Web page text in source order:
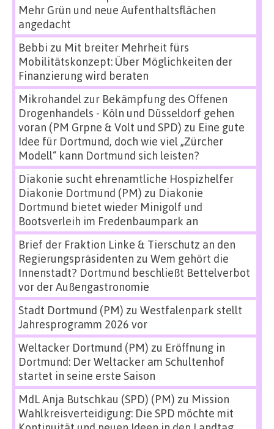
Mehr Grün und neue Aufenthaltsflächen
angedacht
Bebbi zu Mit breiter Mehrheit fürs
Mobilitätskonzept: Über Möglichkeiten der
Finanzierung wird beraten
Mikrohandel zur Bekämpfung des Offenen
Drogenhandels - Köln und Düsseldorf gehen
voran (PM Grpne & Volt und SPD) zu Eine gute
Idee für Dortmund, doch wie viel „Zürcher
Modell“ kann Dortmund sich leisten?
Diakonie sucht ehrenamtliche Hospizhelfer
Diakonie Dortmund (PM) zu Diakonie
Dortmund bietet wieder Minigolf und
Bootsverleih im Fredenbaumpark an
Brief der Fraktion Linke & Tierschutz an den
Regierungspräsidenten zu Wem gehört die
Innenstadt? Dortmund beschließt Bettelverbot
vor der Außengastronomie
Stadt Dortmund (PM) zu Westfalenpark stellt
Jahresprogramm 2026 vor
Weltacker Dortmund (PM) zu Eröffnung in
Dortmund: Der Weltacker am Schultenhof
startet in seine erste Saison
MdL Anja Butschkau (SPD) (PM) zu Mission
Wahlkreisverteidigung: Die SPD möchte mit